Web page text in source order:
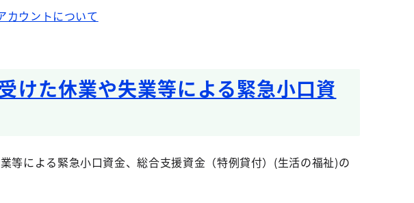
カウントについて
けた休業や失業等による緊急小口資
等による緊急小口資金、総合支援資金（特例貸付）(生活の福祉)の